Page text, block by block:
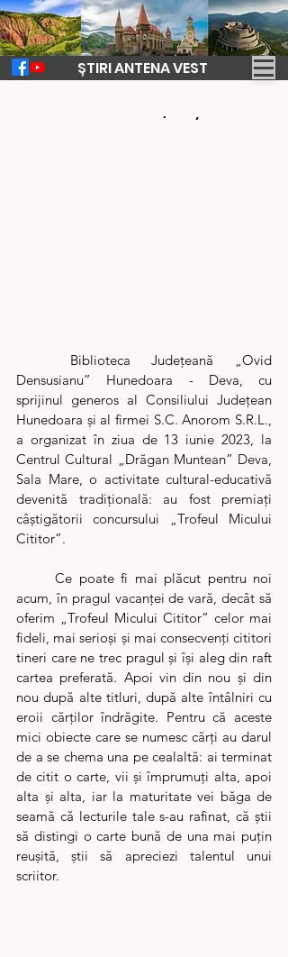
ȘTIRI ANTENA VEST
Densusianu” Hunedoara - Deva, cu
sprijinul generos al Consiliului Județean
Hunedoara și al firmei S.C. Anorom S.R.L.,
a organizat în ziua de 13 iunie 2023, la
Centrul Cultural „Drăgan Muntean” Deva,
Sala Mare, o activitate cultural-educativă
devenită tradițională: au fost premiați
câștigătorii concursului „Trofeul Micului
Cititor”.
	Ce poate fi mai plăcut pentru noi
acum, în pragul vacanței de vară, decât să
oferim „Trofeul Micului Cititor” celor mai
fideli, mai serioși și mai consecvenți cititori
tineri care ne trec pragul și își aleg din raft
cartea preferată. Apoi vin din nou și din
nou după alte titluri, după alte întâlniri cu
eroii cărților îndrăgite. Pentru că aceste
mici obiecte care se numesc cărți au darul
de a se chema una pe cealaltă: ai terminat
de citit o carte, vii și împrumuți alta, apoi
alta și alta, iar la maturitate vei băga de
seamă că lecturile tale s-au rafinat, că știi
să distingi o carte bună de una mai puțin
reușită, știi să apreciezi talentul unui
scriitor.